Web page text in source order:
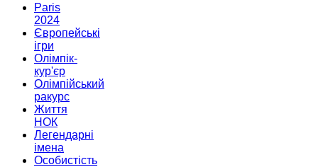
Paris
2024
Європейські
ігри
Олімпік-
кур'єр
Олімпійський
ракурс
Життя
НОК
Легендарні
імена
Особистість